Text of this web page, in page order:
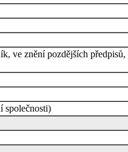
ve znění pozdějších
společnosti)